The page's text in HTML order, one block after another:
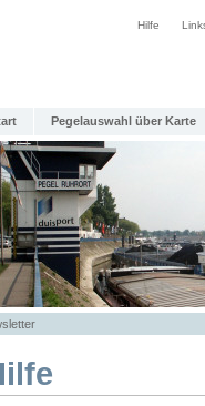
Hilfe
Pegelauswahl über Karte